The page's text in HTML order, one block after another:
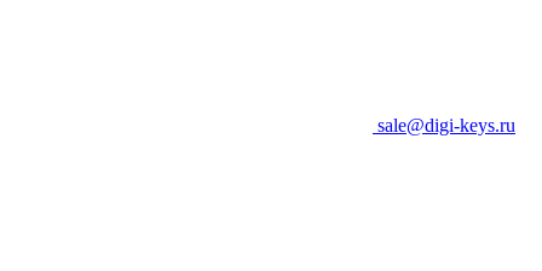
sale@digi-keys.ru